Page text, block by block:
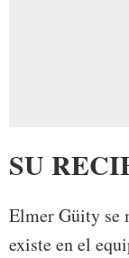
SU
Elmer Güity se
existe en el